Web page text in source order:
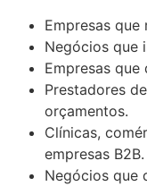
Empresas que
Negócios que
Empresas
Prestadores
orçamentos.
Clínicas,
empresas B2B.
Negócios que